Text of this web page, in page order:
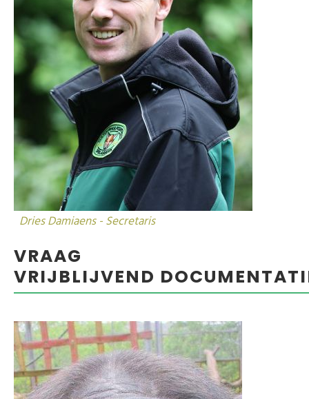
Dries Damiaens - Secretaris
VRAAG
VRIJBLIJVEND